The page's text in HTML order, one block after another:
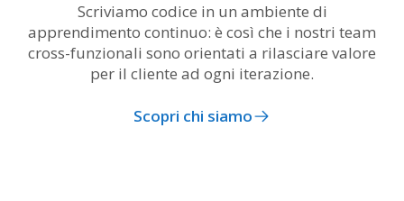
Scriviamo codice in un ambiente di
apprendimento continuo: è così che i nostri team
cross-funzionali sono orientati a rilasciare valore
per il cliente ad ogni iterazione.
Scopri chi siamo